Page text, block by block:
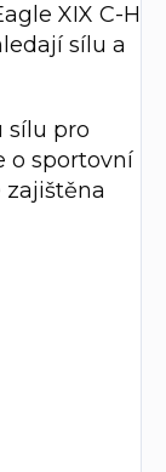
XIX C-H
sílu a
sílu pro
o sportovní
zajištěna